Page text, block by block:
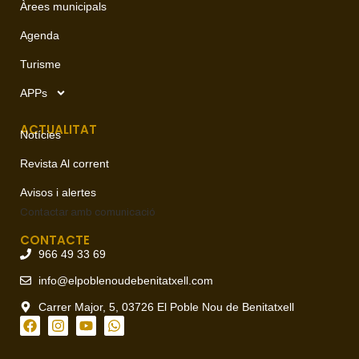
Àrees municipals
Agenda
Turisme
APPs
ACTUALITAT
Notícies
Revista Al corrent
Avisos i alertes
Contactar amb comunicació
CONTACTE
966 49 33 69
info@elpoblenoudebenitatxell.com
Carrer Major, 5, 03726 El Poble Nou de Benitatxell